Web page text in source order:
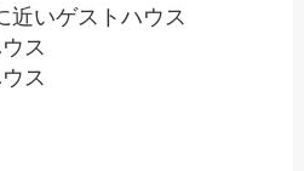
近いゲストハウス
ス
ス